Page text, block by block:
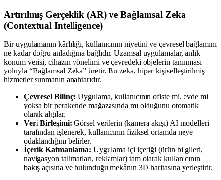
Artırılmış Gerçeklik (AR) ve Bağlamsal Zeka
(Contextual Intelligence)
Bir uygulamanın kârlılığı, kullanıcının niyetini ve çevresel bağlamını
ne kadar doğru anladığına bağlıdır. Uzamsal uygulamalar, anlık
konum verisi, cihazın yönelimi ve çevredeki objelerin tanınması
yoluyla “Bağlamsal Zeka” üretir. Bu zeka, hiper-kişiselleştirilmiş
hizmetler sunmanın anahtarıdır.
Çevresel Bilinç: Uygulama, kullanıcının ofiste mi, evde mi
yoksa bir perakende mağazasında mı olduğunu otomatik
olarak algılar.
Veri Birleşimi: Görsel verilerin (kamera akışı) AI modelleri
tarafından işlenerek, kullanıcının fiziksel ortamda neye
odaklandığını belirler.
İçerik Katmanlama: Uygulama içi içeriği (ürün bilgileri,
navigasyon talimatları, reklamlar) tam olarak kullanıcının
bakış açısına ve bulunduğu mekânın 3D haritasına yerleştirir.